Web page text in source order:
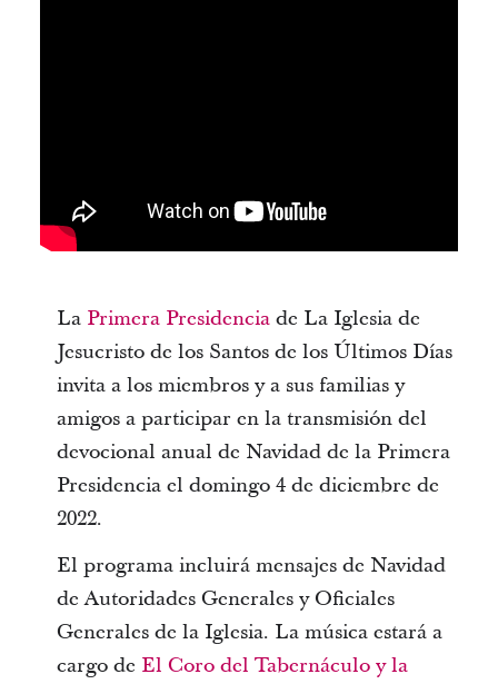
La Primera Presidenciade La Iglesia de
Jesucristo de los Santos de los Últimos Días
invita a los miembros y a sus familias y
amigos a participar en la transmisión del
devocional anual de Navidad de la Primera
Presidencia el domingo 4 de diciembre de
2022.
El programa incluirá mensajes de Navidad
de Autoridades Generales y Oficiales
Generales de la Iglesia. La música estará a
cargo de El Coro del Tabernáculo y la